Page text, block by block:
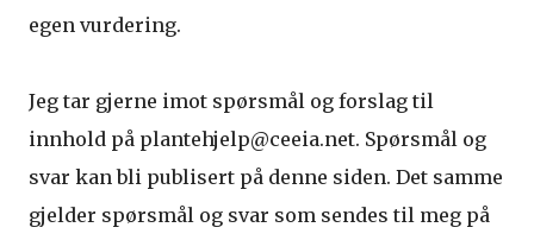
egen vurdering.
Jeg tar gjerne imot spørsmål og forslag til
innhold på plantehjelp@ceeia.net. Spørsmål og
svar kan bli publisert på denne siden. Det samme
gjelder spørsmål og svar som sendes til meg på